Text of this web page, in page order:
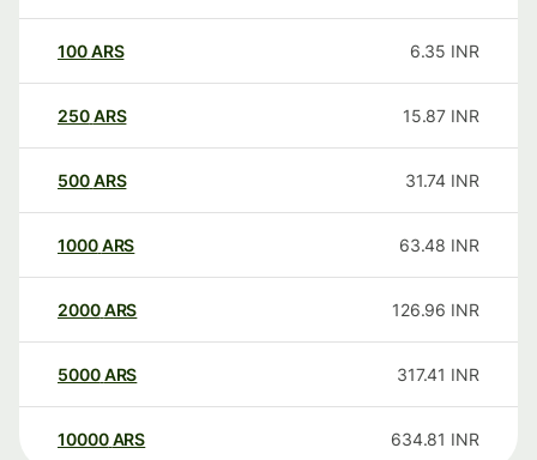
100ARS 6.35 INR
250ARS 15.87 INR
500ARS 31.74 INR
1000ARS 63.48 INR
2000ARS 126.96 INR
5000ARS 317.41 INR
10000 ARS 634.81 INR